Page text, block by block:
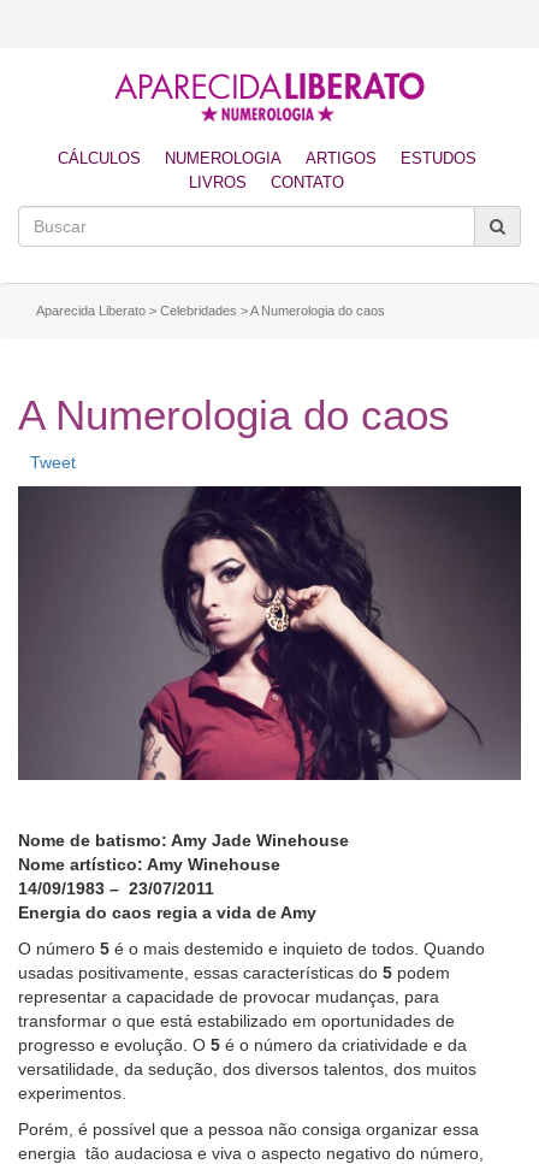
CÁLCULOS NUMEROLOGIA ARTIGOS
ESTUDOS
LIVROS
CONTATO
Aparecida Liberato > Celebridades >A Numerologia do caos
A Numerologia do caos
Tweet
Nome de batismo: Amy Jade Winehouse
Nome artístico: Amy Winehouse
14/09/1983 – 23/07/2011
Energia do caos regia a vida de Amy
O número 5 é o mais destemido e inquieto de todos. Quando
usadas positivamente, essas características do 5 podem
representar a capacidade de provocar mudanças, para
transformar o que está estabilizado em oportunidades de
progresso e evolução. O 5 é o número da criatividade e da
versatilidade, da sedução, dos diversos talentos, dos muitos
experimentos.
Porém, é possível que a pessoa não consiga organizar essa
energia tão audaciosa e viva o aspecto negativo do número,